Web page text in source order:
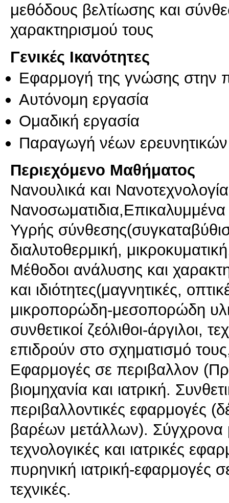
μεθόδους βελτίωσης και
Γενικές Ικανότητες
Εφαρμογή της γνώσης στην
Αυτόνομη εργασία
Ομαδική εργασία
Παραγωγή νέων
Περιεχόμενο Μαθήματος
Νανουλικά και
Υγρής
διαλυτοθερμική,
Μέθοδοι ανάλυσης και
και ιδιότητες(μαγνητικές,
μικροπορώδη-μεσοπορώδη
συνθετικοί ζεόλιθοι-άργιλοι,
επιδρούν στο σχηματισμό
Εφαρμογές σε περιβαλλον
βιομηχανία και ιατρική.
περιβαλλοντικές εφαρμογές
βαρέων μετάλλων). Σύγχρονα
τεχνολογικές και ιατρικές
πυρηνική ιατρική-εφαρμογές
τεχνικές.